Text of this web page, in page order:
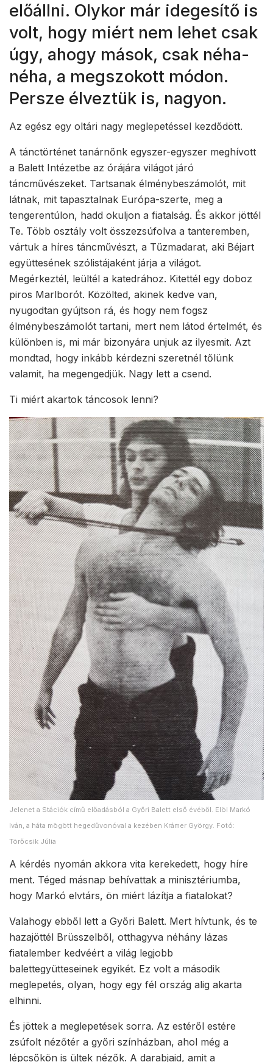
előállni. Olykor már idegesítő is
volt, hogy miért nem lehet csak
úgy, ahogy mások, csak néha-
néha, a megszokott módon.
Persze élveztük is, nagyon.
Az egész egy oltári nagy meglepetéssel kezdődött.
A tánctörténet tanárnőnk egyszer-egyszer meghívott
a Balett Intézetbe az órájára világot járó
táncművészeket. Tartsanak élménybeszámolót, mit
látnak, mit tapasztalnak Európa-szerte, meg a
tengerentúlon, hadd okuljon a fiatalság. És akkor jöttél
Te. Több osztály volt összezsúfolva a tanteremben,
vártuk a híres táncművészt, a Tűzmadarat, aki Béjart
együttesének szólistájaként járja a világot.
Megérkeztél, leültél a katedrához. Kitettél egy doboz
piros Marlborót. Közölted, akinek kedve van,
nyugodtan gyújtson rá, és hogy nem fogsz
élménybeszámolót tartani, mert nem látod értelmét, és
különben is, mi már bizonyára unjuk az ilyesmit. Azt
mondtad, hogy inkább kérdezni szeretnél tőlünk
valamit, ha megengedjük. Nagy lett a csend.
Ti miért akartok táncosok lenni?
Jelenet a Stációk című előadásból a Győri Balett első évéből. Elöl Markó
Iván, a háta mögött hegedűvonóval a kezében Krámer György. Fotó:
Törőcsik Júlia
A kérdés nyomán akkora vita kerekedett, hogy híre
ment. Téged másnap behívattak a minisztériumba,
hogy Markó elvtárs, ön miért lázítja a fiatalokat?
Valahogy ebből lett a Győri Balett. Mert hívtunk, és te
hazajöttél Brüsszelből, otthagyva néhány lázas
fiatalember kedvéért a világ legjobb
balettegyütteseinek egyikét. Ez volt a második
meglepetés, olyan, hogy egy fél ország alig akarta
elhinni.
És jöttek a meglepetések sorra. Az estéről estére
zsúfolt nézőtér a győri színházban, ahol még a
lépcsőkön is ültek nézők. A darabjaid, amit a